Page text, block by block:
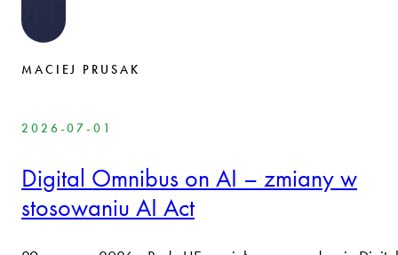
MACIEJ PRUSAK
2026-07-01
Digital Omnibus on AI – zmiany w
stosowaniu AI Act